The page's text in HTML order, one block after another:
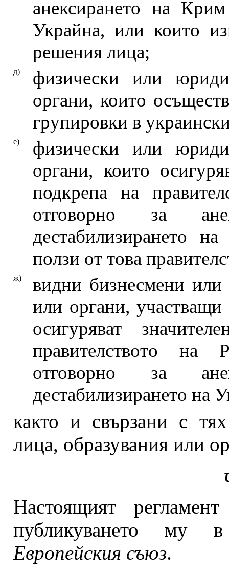
анексирането на
Украйна, или които
решения лица;
д)
физически или
органи, които
групировки в
е)
физически или
органи, които
подкрепа на
отговорно за
дестабилизирането
ползи от това
ж)
видни бизнесмени или
или органи,
осигуряват
правителството на
отговорно за
дестабилизирането на
както и свързани с
лица, образувания или
Настоящият
публикуването
Европейския съюз.